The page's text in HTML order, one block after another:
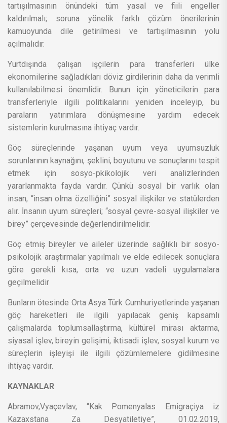
tartışılmasının önündeki tüm yasal ve fiili engeller
kaldırılmalı; soruna yönelik farklı çözüm önerilerinin
kamuoyunda dile getirilmesi ve tartışılmasının yolu
açılmalıdır.
Yurtdışında çalışan işçilerin para transferleri ülke
ekonomilerine sağladıkları döviz girdilerinin daha da verimli
kullanılabilmesi önemlidir. Bunun için yöneticilerin para
transferleriyle ilgili politikalarını yeniden inceleyip, bu
paraların yatırımlara dönüşmesine yardım edecek
sistemlerin kurulmasına ihtiyaç vardır.
Göç süreçlerinde yaşanan uyum veya uyumsuzluk
sorunlarının kaynağını, şeklini, boyutunu ve sonuçlarını tespit
etmek için sosyo-pkikolojik veri analizlerinden
yararlanmakta fayda vardır. Çünkü sosyal bir varlık olan
insan, “insan olma özelliğini” sosyal ilişkiler ve statülerden
alır. İnsanın uyum süreçleri; “sosyal çevre-sosyal ilişkiler ve
birey” çerçevesinde değerlendirilmelidir.
Göç etmiş bireyler ve aileler üzerinde sağlıklı bir sosyo-
psikolojik araştırmalar yapılmalı ve elde edilecek sonuçlara
göre gerekli kısa, orta ve uzun vadeli uygulamalara
geçilmelidir
Bunların ötesinde Orta Asya Türk Cumhuriyetlerinde yaşanan
göç hareketleri ile ilgili yapılacak geniş kapsamlı
çalışmalarda toplumsallaştırma, kültürel mirası aktarma,
siyasal işlev, bireyin gelişimi, iktisadi işlev, sosyal kurum ve
süreçlerin işleyişi ile ilgili çözümlemelere gidilmesine
ihtiyaç vardır.
KAYNAKLAR
Abramov,Vyaçevlav, “Kak Pomenyalas Emigraçiya iz
Kazaxstana Za Desyatiletiye”, 01.02.2019,